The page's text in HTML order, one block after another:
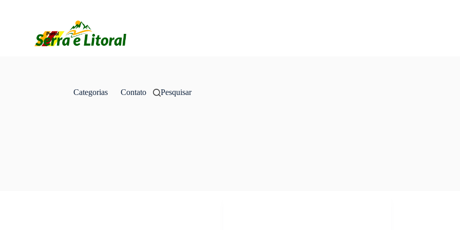
Categorias Contato Pesquisar